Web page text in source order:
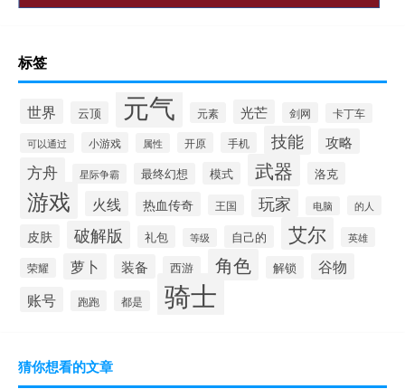
标签
世界 云顶 元气 元素 光芒 剑网 卡丁车
可以通过 小游戏 属性 开原 手机 技能 攻略
方舟 星际争霸 最终幻想 模式 武器 洛克
游戏 火线 热血传奇 王国 玩家 电脑 的人
皮肤 破解版 礼包 等级 自己的 艾尔 英雄
荣耀 萝卜 装备 西游 角色 解锁 谷物
账号 跑跑 都是 骑士
猜你想看的文章